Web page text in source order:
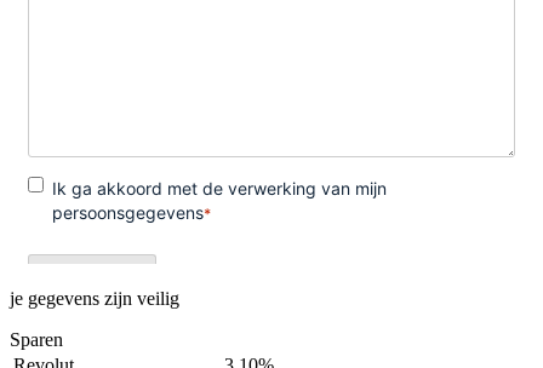
je gegevens zijn veilig
Sparen